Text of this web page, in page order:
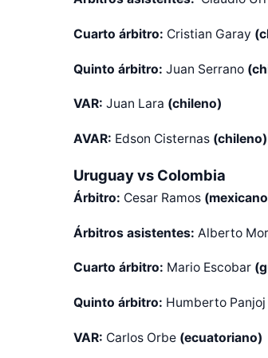
Cuarto árbitro: Cristian Garay
Quinto árbitro: Juan Serrano
VAR: Juan Lara (chileno)
AVAR: Edson Cisternas (chileno)
Uruguay vs Colombia
Árbitro: Cesar Ramos
Árbitros asistentes: Alberto
Cuarto árbitro: Mario Escobar
Quinto árbitro: Humberto Panjoj
VAR: Carlos Orbe (ecuatoriano)